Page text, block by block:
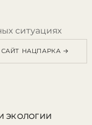
ситуациях
НАЦПАРКА →
ЭКОЛОГИИ